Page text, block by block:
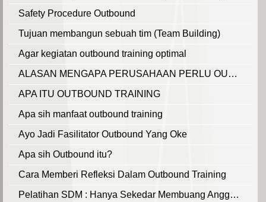
Safety Procedure Outbound
Tujuan membangun sebuah tim (Team Building)
Agar kegiatan outbound training optimal
ALASAN MENGAPA PERUSAHAAN PERLU OUTBOUND TRAINING
APA ITU OUTBOUND TRAINING
Apa sih manfaat outbound training
Ayo Jadi Fasilitator Outbound Yang Oke
Apa sih Outbound itu?
Cara Memberi Refleksi Dalam Outbound Training
Pelatihan SDM : Hanya Sekedar Membuang Anggaran?